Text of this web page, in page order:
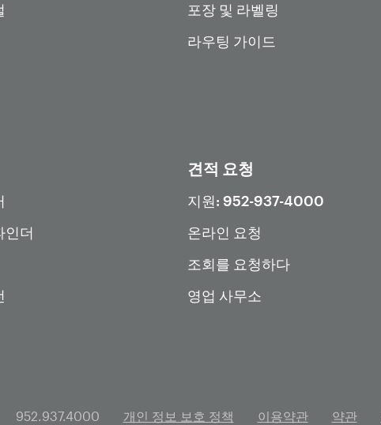
포장 및 라벨링
라우팅 가이드
인더
견적 요청
지원: 952-937-4000
온라인 요청
조회를 요청하다
영업 사무소
952.937.4000 개인 정보 보호 정책 이용약관 약관